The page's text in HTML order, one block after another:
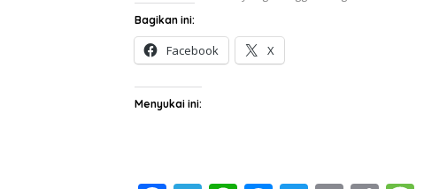
Bagikan ini:
Facebook X
Menyukai ini: